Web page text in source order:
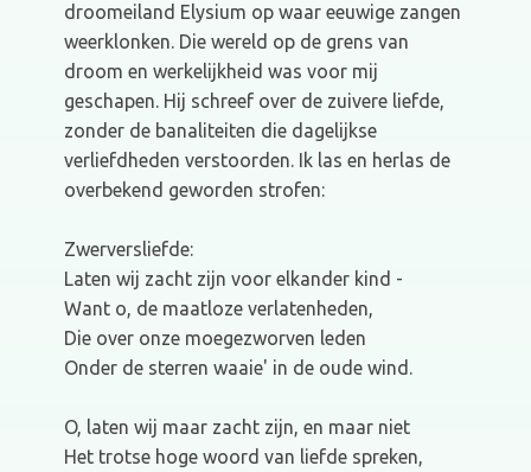
droomeiland Elysium op waar eeuwige zangen
weerklonken. Die wereld op de grens van
droom en werkelijkheid was voor mij
geschapen. Hij schreef over de zuivere liefde,
zonder de banaliteiten die dagelijkse
verliefdheden verstoorden. Ik las en herlas de
overbekend geworden strofen:
Zwerversliefde:
Laten wij zacht zijn voor elkander kind -
Want o, de maatloze verlatenheden,
Die over onze moegezworven leden
Onder de sterren waaie' in de oude wind.
O, laten wij maar zacht zijn, en maar niet
Het trotse hoge woord van liefde spreken,